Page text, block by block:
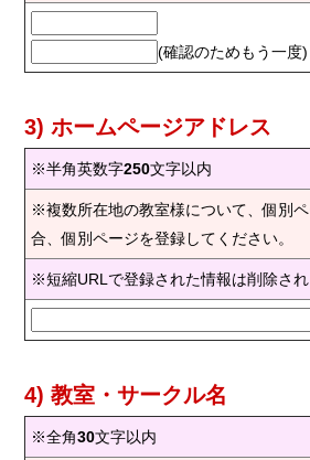
(確認のためもう一度)
3) ホームページアドレス
※半角英数字250文字以内
※複数所在地の教室様について、個別
合、個別ページを登録してください。
※短縮URLで登録された情報は削除され
4) 教室・サークル名
※全角30文字以内